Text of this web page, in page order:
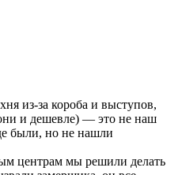
из-за короба и выступов,
и дешевле) — это не наш
были, но не нашли
центрам мы решили делать